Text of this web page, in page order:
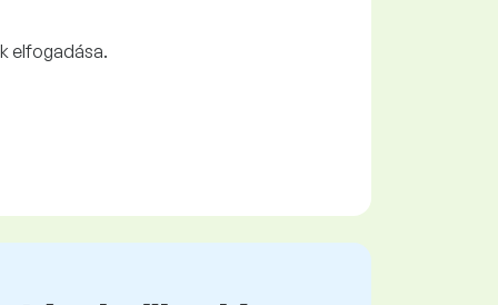
elfogadása.